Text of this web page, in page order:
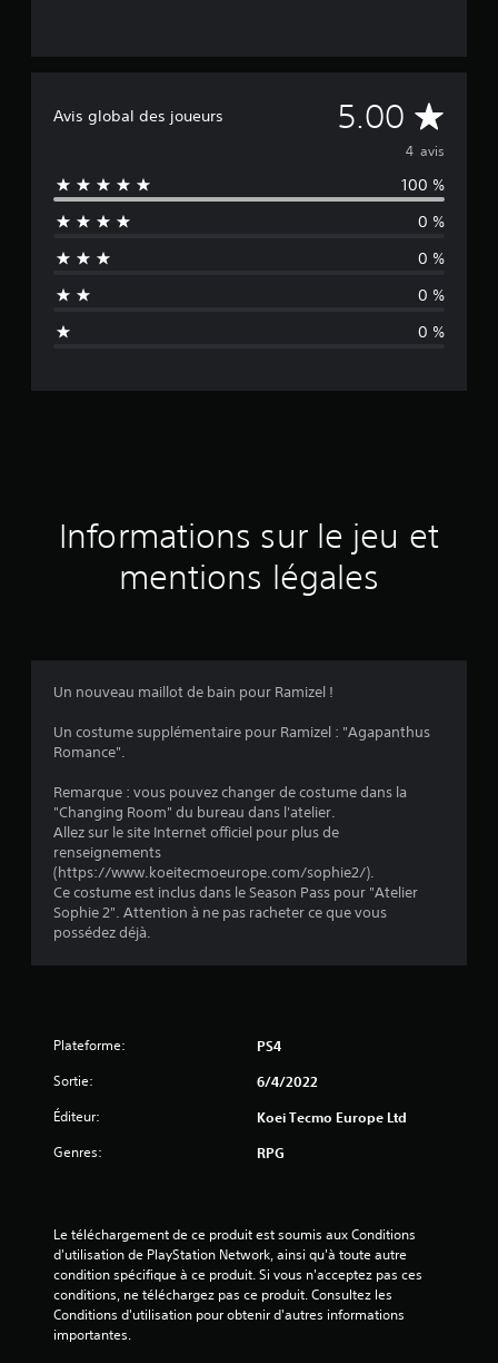
Avis global des joueurs 5.00 M
o
y
e
n
d
a
:
t
s
r
5
4 avis
100 %
0 %
0 %
0 %
0 %
Informations sur le jeu et
mentions légales
Un nouveau maillot de bain pour Ramizel !
Un costume supplémentaire pour Ramizel : "Agapanthus
Romance".
Remarque : vous pouvez changer de costume dans la
"Changing Room" du bureau dans l'atelier.
Allez sur le site Internet officiel pour plus de
renseignements
(https://www.koeitecmoeurope.com/sophie2/).
Ce costume est inclus dans le Season Pass pour "Atelier
Sophie 2". Attention à ne pas racheter ce que vous
possédez déjà.
Plateforme: PS4
Sortie: 6/4/2022
Éditeur: Koei Tecmo Europe Ltd
Genres: RPG
Le téléchargement de ce produit est soumis aux Conditions
d'utilisation de PlayStation Network, ainsi qu'à toute autre
condition spécifique à ce produit. Si vous n'acceptez pas ces
conditions, ne téléchargez pas ce produit. Consultez les
Conditions d'utilisation pour obtenir d'autres informations
importantes.